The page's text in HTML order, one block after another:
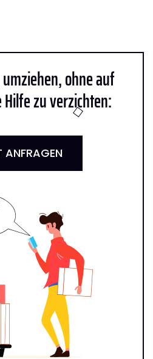
ohne auf
zu verzichten:
ANFRAGEN